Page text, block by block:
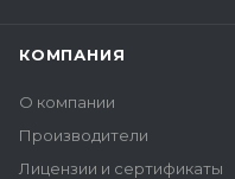
КОМПАНИЯ
О компании
Производители
Лицензии и сертификаты